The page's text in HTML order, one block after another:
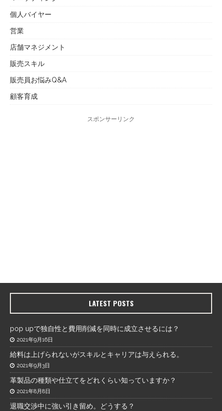
個人バイヤー
営業
店舗マネジメント
販売スキル
販売員お悩みQ&A
顧客育成
スポンサーリンク
LATEST POSTS
pop upで独自性と費用削減を同時に成立させるには？
2021年9月16日
給料は上げられないがスキルとキャリアは与えられる。
2021年9月3日
革製品の種類や仕立てをどれくらい知っていますか？
2021年8月8日
退職交渉中に強い引き留め。どうする？